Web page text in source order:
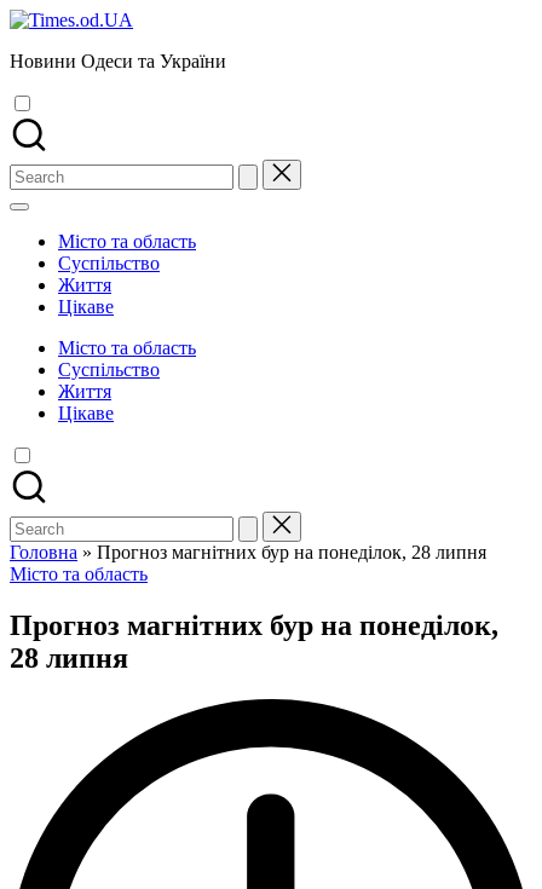
Skip
content
Новини Одеси та України
Search
for:
Місто та область
Суспільство
Життя
Цікаве
Місто та область
Суспільство
Життя
Цікаве
Search
for:
Головна » Прогноз магнітних бур на понеділок, 28 липня
Posted
Місто та область
Прогноз магнітних бур на понеділок,
28 липня